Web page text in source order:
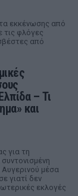
εκκένωσης από
τις φλόγες
από
– Τι
και
για τη
Αυγερινού μέσα
γιατί δεν
εκλογές